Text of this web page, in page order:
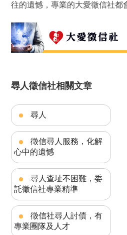
往的遺憾，專業的大愛徵信社都
尋人徵信社相關文章
尋人
徵信尋人服務，化解
心中的遺憾
尋人查址不困難，委
託徵信社專業精準
徵信社尋人討債，有
專業團隊及人才